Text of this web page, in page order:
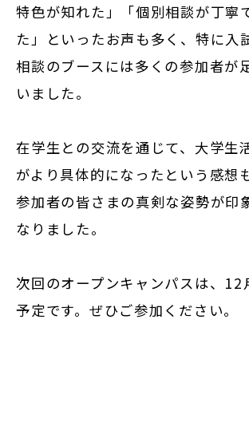
特色が知れた」「個別相談が丁寧
た」といったお声も多く、特に入
相談のブースには多くの参加者が
いました。
在学生との交流を通じて、大学生
がより具体的になったという感想
参加者の皆さまの真剣な姿勢が印
なりました。
次回のオープンキャンパスは、12
予定です。ぜひご参加ください。